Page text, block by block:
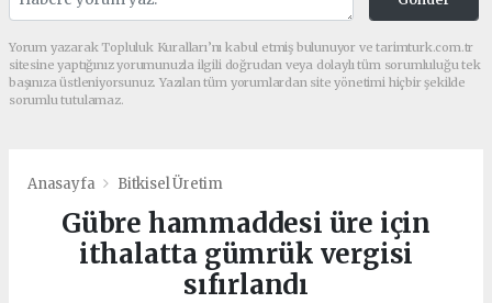
Yorum yazarak Topluluk Kuralları’nı kabul etmiş bulunuyor ve tarimturk.com.tr
sitesine yaptığınız yorumunuzla ilgili doğrudan veya dolaylı tüm sorumluluğu tek
başınıza üstleniyorsunuz. Yazılan tüm yorumlardan site yönetimi hiçbir şekilde
sorumlu tutulamaz.
Anasayfa Bitkisel Üretim
Gübre hammaddesi üre için
ithalatta gümrük vergisi
sıfırlandı